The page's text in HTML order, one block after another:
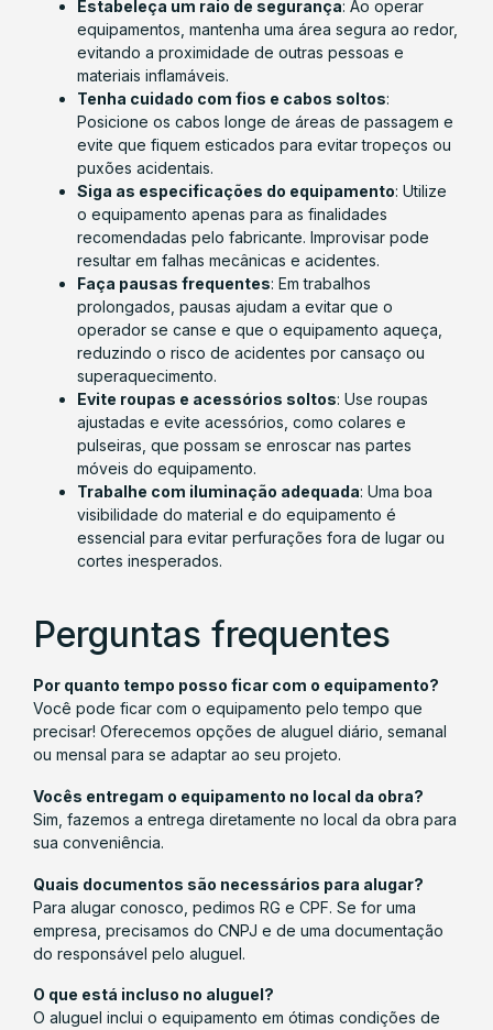
Estabeleça um raio de segurança: Ao operar
equipamentos, mantenha uma área segura ao redor,
evitando a proximidade de outras pessoas e
materiais inflamáveis.
Tenha cuidado com fios e cabos soltos:
Posicione os cabos longe de áreas de passagem e
evite que fiquem esticados para evitar tropeços ou
puxões acidentais.
Siga as especificações do equipamento: Utilize
o equipamento apenas para as finalidades
recomendadas pelo fabricante. Improvisar pode
resultar em falhas mecânicas e acidentes.
Faça pausas frequentes: Em trabalhos
prolongados, pausas ajudam a evitar que o
operador se canse e que o equipamento aqueça,
reduzindo o risco de acidentes por cansaço ou
superaquecimento.
Evite roupas e acessórios soltos: Use roupas
ajustadas e evite acessórios, como colares e
pulseiras, que possam se enroscar nas partes
móveis do equipamento.
Trabalhe com iluminação adequada: Uma boa
visibilidade do material e do equipamento é
essencial para evitar perfurações fora de lugar ou
cortes inesperados.
Perguntas frequentes
Por quanto tempo posso ficar com o equipamento?
Você pode ficar com o equipamento pelo tempo que
precisar! Oferecemos opções de aluguel diário, semanal
ou mensal para se adaptar ao seu projeto.
Vocês entregam o equipamento no local da obra?
Sim, fazemos a entrega diretamente no local da obra para
sua conveniência.
Quais documentos são necessários para alugar?
Para alugar conosco, pedimos RG e CPF. Se for uma
empresa, precisamos do CNPJ e de uma documentação
do responsável pelo aluguel.
O que está incluso no aluguel?
O aluguel inclui o equipamento em ótimas condições de